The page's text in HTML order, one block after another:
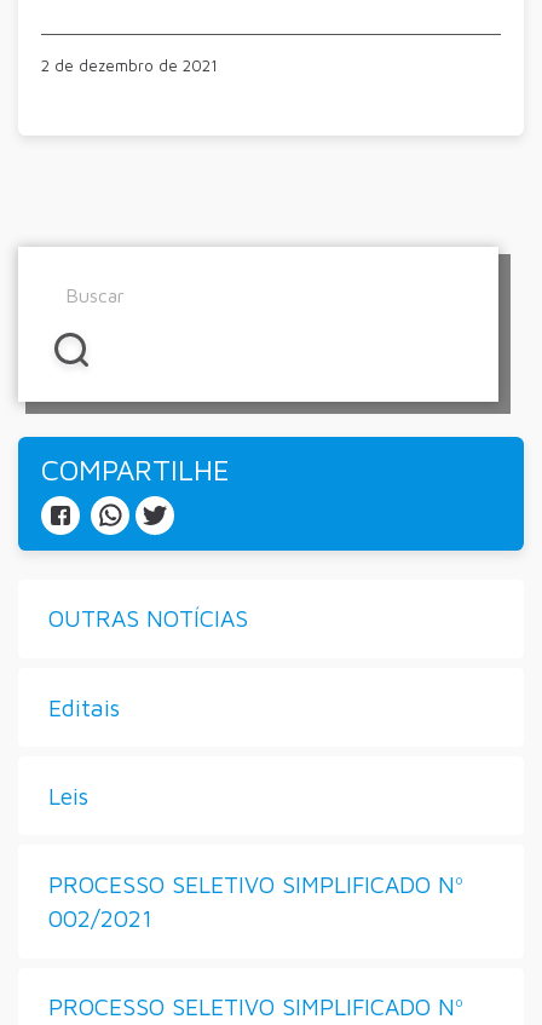
2 de dezembro de 2021
COMPARTILHE
OUTRAS NOTÍCIAS
Editais
Leis
PROCESSO SELETIVO SIMPLIFICADO Nº
002/2021
PROCESSO SELETIVO SIMPLIFICADO Nº